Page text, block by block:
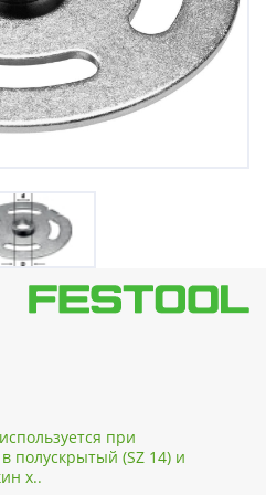
при
полускрытый (SZ 14) и
х..